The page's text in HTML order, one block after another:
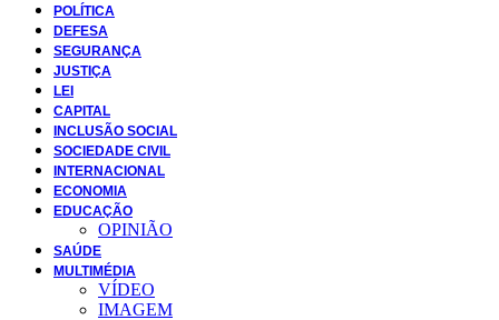
POLÍTICA
DEFESA
SEGURANÇA
JUSTIÇA
LEI
CAPITAL
INCLUSÃO SOCIAL
SOCIEDADE CIVIL
INTERNACIONAL
ECONOMIA
EDUCAÇÃO
OPINIÃO
SAÚDE
MULTIMÉDIA
VÍDEO
IMAGEM